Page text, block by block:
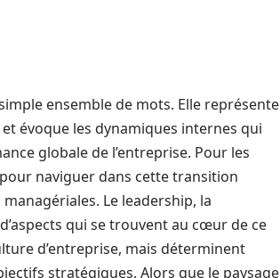
ensemble de mots. Elle représente
évoque les dynamiques internes qui
globale de l’entreprise. Pour les
naviguer dans cette transition
Le leadership, la
qui se trouvent au cœur de ce
d’entreprise, mais déterminent
stratégiques. Alors que le paysage